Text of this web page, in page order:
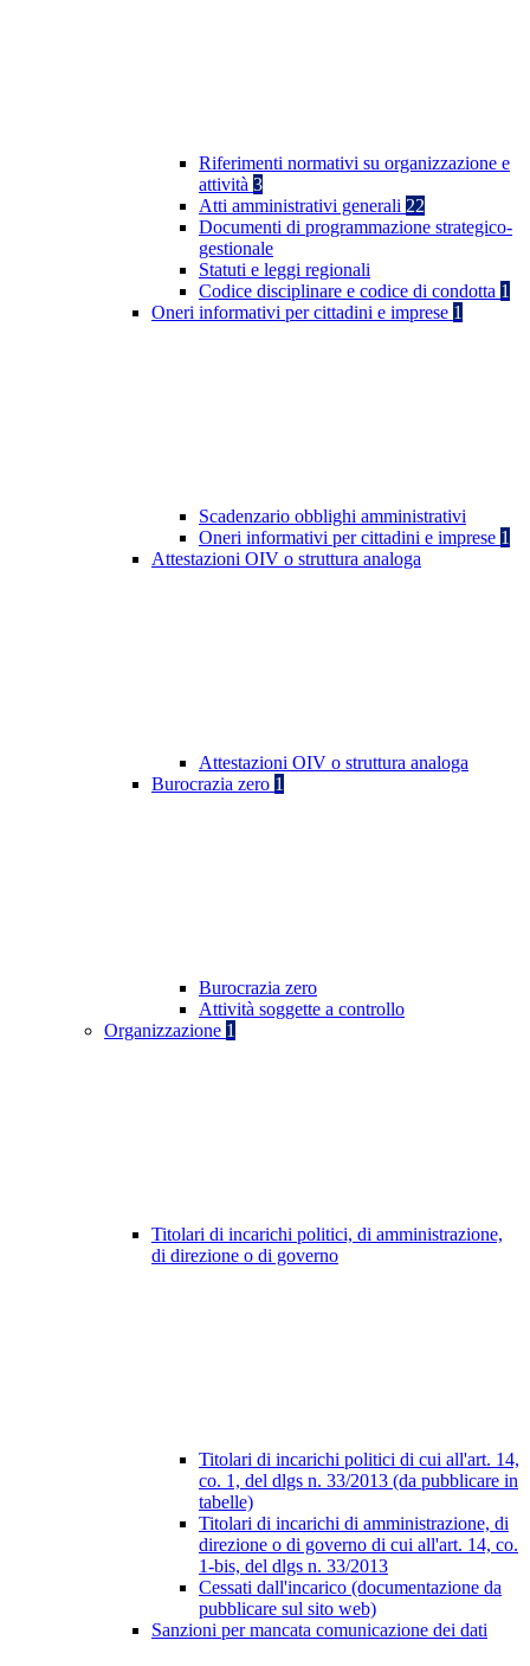
Riferimenti normativi su organizzazione e
attività 3
Atti amministrativi generali 22
Documenti di programmazione strategico-
gestionale
Statuti e leggi regionali
Codice disciplinare e codice di condotta 1
Oneri informativi per cittadini e imprese 1
Scadenzario obblighi amministrativi
Oneri informativi per cittadini e imprese 1
Attestazioni OIV o struttura analoga
Attestazioni OIV o struttura analoga
Burocrazia zero 1
Burocrazia zero
Attività soggette a controllo
Organizzazione 1
Titolari di incarichi politici, di amministrazione,
di direzione o di governo
Titolari di incarichi politici di cui all'art. 14,
co. 1, del dlgs n. 33/2013 (da pubblicare in
tabelle)
Titolari di incarichi di amministrazione, di
direzione o di governo di cui all'art. 14, co.
1-bis, del dlgs n. 33/2013
Cessati dall'incarico (documentazione da
pubblicare sul sito web)
Sanzioni per mancata comunicazione dei dati